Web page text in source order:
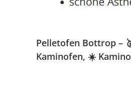
Pelletofen Bottrop –
Kaminofen, ☀️